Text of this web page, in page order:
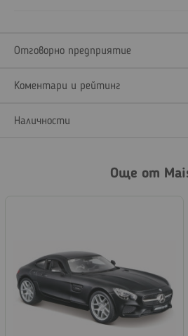
Отговорно предприятие
Коментари и рейтинг
Наличности
Още от